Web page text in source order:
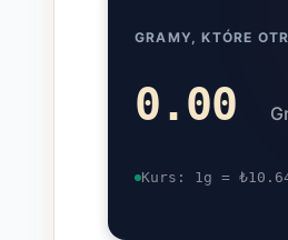
GRAMY, KTÓRE
0.00
Kurs: 1g = ₺